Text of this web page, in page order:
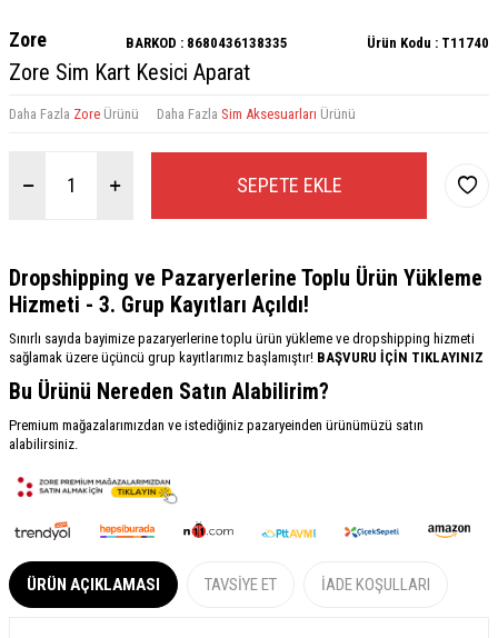
Zore BARKOD : 8680436138335 Ürün Kodu : T11740
Zore Sim Kart Kesici Aparat
Daha Fazla Zore Ürünü Daha Fazla Sim Aksesuarları Ürünü
SEPETE EKLE
Dropshipping ve Pazaryerlerine Toplu Ürün Yükleme
Hizmeti - 3. Grup Kayıtları Açıldı!
Sınırlı sayıda bayimize pazaryerlerine toplu ürün yükleme ve dropshipping hizmeti
sağlamak üzere üçüncü grup kayıtlarımız başlamıştır! BAŞVURU İÇİN TIKLAYINIZ
Bu Ürünü Nereden Satın Alabilirim?
Premium mağazalarımızdan ve istediğiniz pazaryeinden ürünümüzü satın
alabilirsiniz.
ÜRÜN AÇIKLAMASI TAVSIYE ET İADE KOŞULLARI